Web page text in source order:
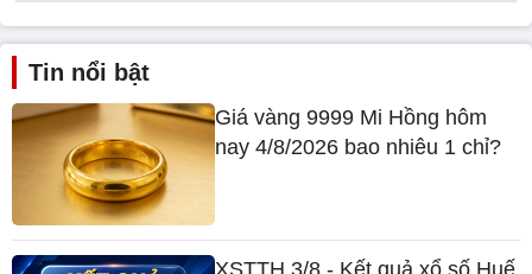
Tin nổi bật
Giá vàng 9999 Mi Hồng hôm
nay 4/8/2026 bao nhiêu 1 chỉ?
XSTTH 3/8 - Kết quả xổ số Huế